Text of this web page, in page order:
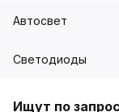
Автосвет
Светодиоды
Ищут по